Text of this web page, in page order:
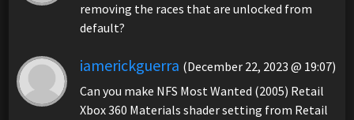
removing the races that are unlocked from
default?
iamerickguerra (December 22, 2023 @ 19:07)
Can you make NFS Most Wanted (2005) Retail
Xbox 360 Materials shader setting from Retail